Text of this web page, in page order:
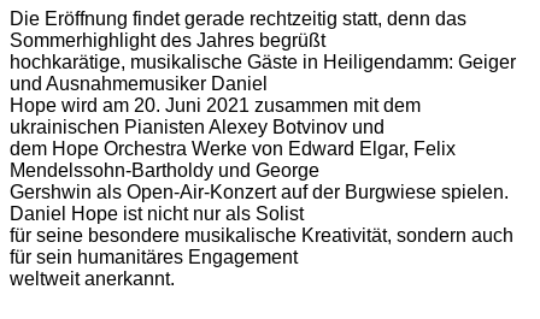
Die Eröffnung findet gerade rechtzeitig statt, denn das
Sommerhighlight des Jahres begrüßt
hochkarätige, musikalische Gäste in Heiligendamm: Geiger
und Ausnahmemusiker Daniel
Hope wird am 20. Juni 2021 zusammen mit dem
ukrainischen Pianisten Alexey Botvinov und
dem Hope Orchestra Werke von Edward Elgar, Felix
Mendelssohn-Bartholdy und George
Gershwin als Open-Air-Konzert auf der Burgwiese spielen.
Daniel Hope ist nicht nur als Solist
für seine besondere musikalische Kreativität, sondern auch
für sein humanitäres Engagement
weltweit anerkannt.